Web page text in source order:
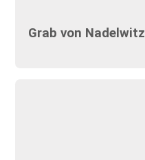
Grab von Nadelwitz